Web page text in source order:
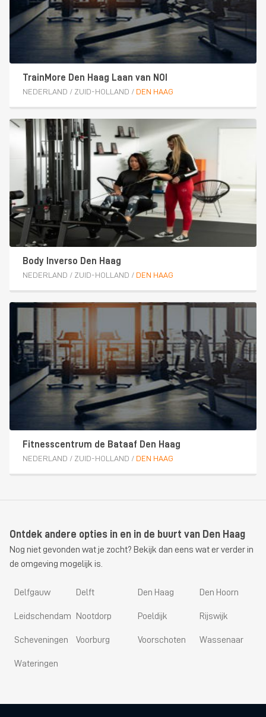
TrainMore Den Haag Laan van NOI
NEDERLAND / ZUID-HOLLAND / DEN HAAG
Body Inverso Den Haag
NEDERLAND / ZUID-HOLLAND / DEN HAAG
Fitnesscentrum de Bataaf Den Haag
NEDERLAND / ZUID-HOLLAND / DEN HAAG
Ontdek andere opties in en in de buurt van Den Haag
Nog niet gevonden wat je zocht? Bekijk dan eens wat er verder in
de omgeving mogelijk is.
Delfgauw Delft Den Haag Den Hoorn
Leidschendam Nootdorp Poeldijk Rijswijk
Scheveningen Voorburg Voorschoten Wassenaar
Wateringen